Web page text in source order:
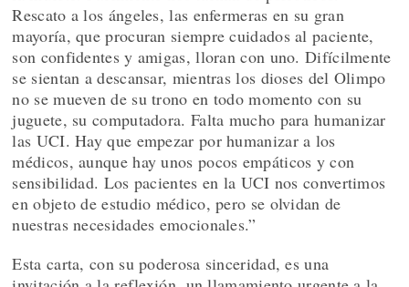
Rescato a los ángeles, las enfermeras en su gran
mayoría, que procuran siempre cuidados al paciente,
son confidentes y amigas, lloran con uno. Difícilmente
se sientan a descansar, mientras los dioses del Olimpo
no se mueven de su trono en todo momento con su
juguete, su computadora. Falta mucho para humanizar
las UCI. Hay que empezar por humanizar a los
médicos, aunque hay unos pocos empáticos y con
sensibilidad. Los pacientes en la UCI nos convertimos
en objeto de estudio médico, pero se olvidan de
nuestras necesidades emocionales.”
Esta carta, con su poderosa sinceridad, es una